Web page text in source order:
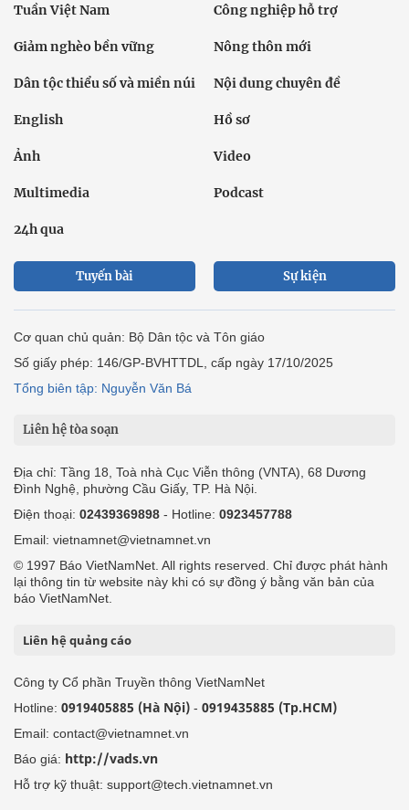
Tuần Việt Nam Công nghiệp hỗ trợ
Giảm nghèo bền vững Nông thôn mới
Dân tộc thiểu số và miền núi Nội dung chuyên đề
English Hồ sơ
Ảnh Video
Multimedia Podcast
24h qua
Tuyến bài Sự kiện
Cơ quan chủ quản: Bộ Dân tộc và Tôn giáo
Số giấy phép: 146/GP-BVHTTDL, cấp ngày 17/10/2025
Tổng biên tập: Nguyễn Văn Bá
Liên hệ tòa soạn
Địa chỉ: Tầng 18, Toà nhà Cục Viễn thông (VNTA), 68 Dương
Đình Nghệ, phường Cầu Giấy, TP. Hà Nội.
Điện thoại: 02439369898 - Hotline: 0923457788
Email: vietnamnet@vietnamnet.vn
© 1997 Báo VietNamNet. All rights reserved. Chỉ được phát hành
lại thông tin từ website này khi có sự đồng ý bằng văn bản của
báo VietNamNet.
Liên hệ quảng cáo
Công ty Cổ phần Truyền thông VietNamNet
Hotline: 0919405885 (Hà Nội) - 0919435885 (Tp.HCM)
Email: contact@vietnamnet.vn
Báo giá: http://vads.vn
Hỗ trợ kỹ thuật: support@tech.vietnamnet.vn